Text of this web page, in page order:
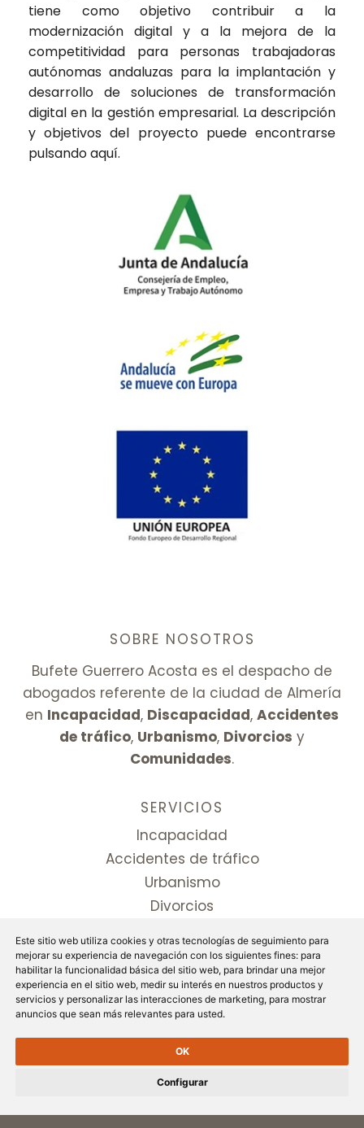
Este sitio web utiliza cookies y otras tecnologías de seguimiento para
mejorar su experiencia de navegación con los siguientes fines: para
habilitar la funcionalidad básica del sitio web, para brindar una mejor
experiencia en el sitio web, medir su interés en nuestros productos y
servicios y personalizar las interacciones de marketing, para mostrar
anuncios que sean más relevantes para usted.
OK
Configurar
tiene como objetivo contribuir a la
modernización digital y a la mejora de la
competitividad para personas trabajadoras
autónomas andaluzas para la implantación y
desarrollo de soluciones de transformación
digital en la gestión empresarial. La descripción
y objetivos del proyecto puede encontrarse
pulsandoaquí.
SOBRE NOSOTROS
Bufete Guerrero Acosta es el despacho de
abogados referente de la ciudad de Almería
en Incapacidad, Discapacidad, Accidentes
de tráfico, Urbanismo, Divorcios y
Comunidades.
SERVICIOS
Incapacidad
Accidentes de tráfico
Urbanismo
Divorcios
Blog
Contacto
DATOS DE CONTACTO
C/ Méndez Núñez, 8, 3°-1A
04001, Almería